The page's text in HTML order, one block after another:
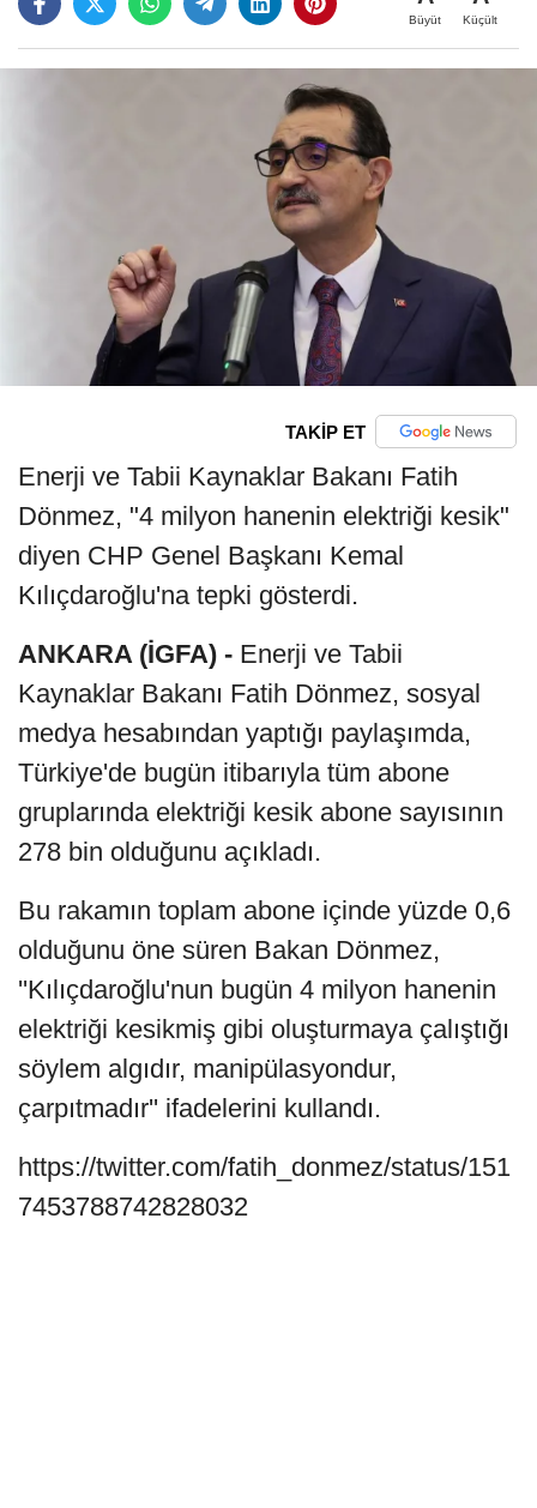
Büyüt Küçült
TAKİP ET
Enerji ve Tabii Kaynaklar Bakanı Fatih
Dönmez, "4 milyon hanenin elektriği kesik"
diyen CHP Genel Başkanı Kemal
Kılıçdaroğlu'na tepki gösterdi.
ANKARA (İGFA) - Enerji ve Tabii
Kaynaklar Bakanı Fatih Dönmez, sosyal
medya hesabından yaptığı paylaşımda,
Türkiye'de bugün itibarıyla tüm abone
gruplarında elektriği kesik abone sayısının
278 bin olduğunu açıkladı.
Bu rakamın toplam abone içinde yüzde 0,6
olduğunu öne süren Bakan Dönmez,
''Kılıçdaroğlu'nun bugün 4 milyon hanenin
elektriği kesikmiş gibi oluşturmaya çalıştığı
söylem algıdır, manipülasyondur,
çarpıtmadır'' ifadelerini kullandı.
https://twitter.com/fatih_donmez/status/151
7453788742828032